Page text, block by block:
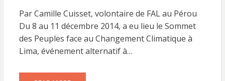
Par Camille Cuisset, volontaire de FAL au Pérou
Du 8 au 11 décembre 2014, a eu lieu le Sommet
des Peuples face au Changement Climatique à
Lima, événement alternatif à…